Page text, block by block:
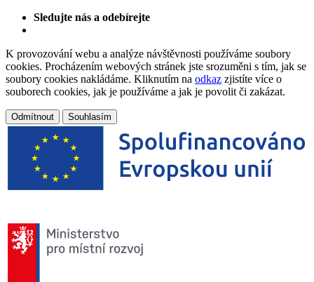
Sledujte nás a odebírejte
K provozování webu a analýze návštěvnosti používáme soubory
cookies. Procházením webových stránek jste srozuměni s tím, jak se
soubory cookies nakládáme. Kliknutím na odkaz zjistíte více o
souborech cookies, jak je používáme a jak je povolit či zakázat.
Odmítnout Souhlasím